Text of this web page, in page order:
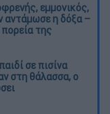
εμμονικός,
αντάμωσε η δόξα –
της
σε πισίνα
στη θάλασσα, ο